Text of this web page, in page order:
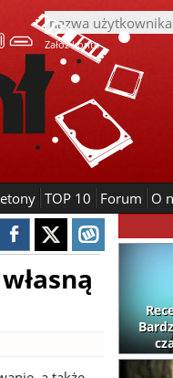
Załóż konto
TOP 10 Forum O